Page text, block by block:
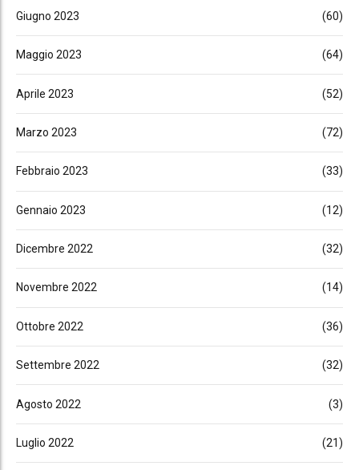
Giugno 2023 (60)
Maggio 2023 (64)
Aprile 2023 (52)
Marzo 2023 (72)
Febbraio 2023 (33)
Gennaio 2023 (12)
Dicembre 2022 (32)
Novembre 2022 (14)
Ottobre 2022 (36)
Settembre 2022 (32)
Agosto 2022 (3)
Luglio 2022 (21)